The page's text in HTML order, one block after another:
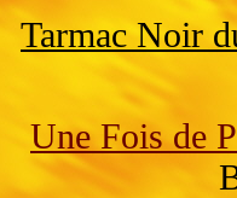
Tarmac Noir
Une Fois de